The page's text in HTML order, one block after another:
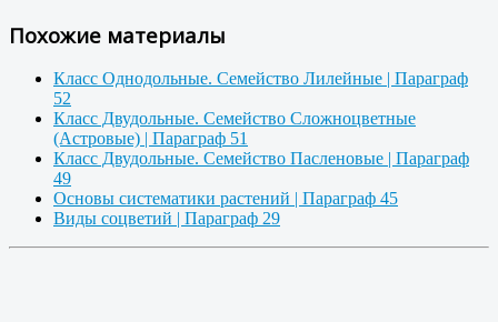
Похожие материалы
Класс Однодольные. Семейство Лилейные | Параграф
52
Класс Двудольные. Семейство Сложноцветные
(Астровые) | Параграф 51
Класс Двудольные. Семейство Пасленовые | Параграф
49
Основы систематики растений | Параграф 45
Виды соцветий | Параграф 29